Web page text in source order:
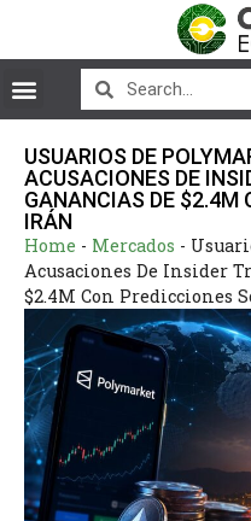
USUARIOS DE
ACUSACIONES DE
GANANCIAS DE $2.4M
IRÁN
Home - Mercados -
Acusaciones De Insider
$2.4M Con Predicciones